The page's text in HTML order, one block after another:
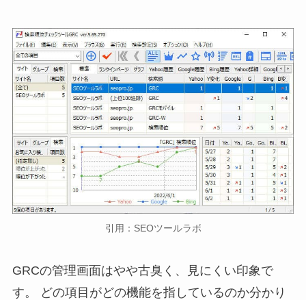
引用：SEOツールラボ
GRCの管理画面はやや古臭く、見にくい印象で
す。 どの項目がどの機能を指しているのか分かり